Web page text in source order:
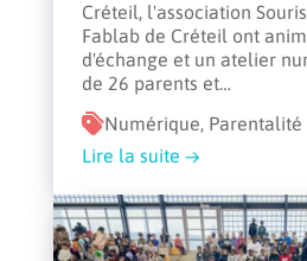
Créteil, l'association
Fablab de Créteil ont
d'échange et un atelier
de 26 parents et…
Numérique, Parentalité
Lire la suite